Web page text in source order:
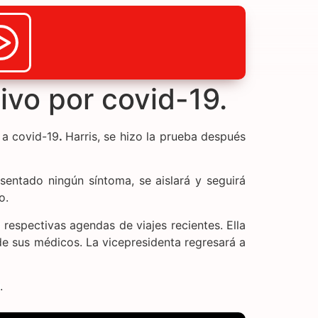
por covid-19.
covid-19. Harris, se hizo la prueba después
ningún síntoma, se aislará y seguirá
agendas de viajes recientes. Ella
sus médicos. La vicepresidenta regresará a